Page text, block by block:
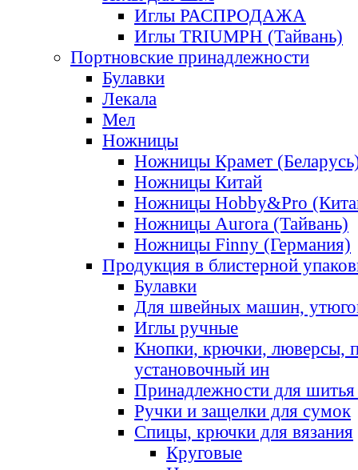
Иглы РАСПРОДАЖА
Иглы TRIUMPH (Тайвань)
Портновские принадлежности
Булавки
Лекала
Мел
Ножницы
Ножницы Крамет
Ножницы Китай
Ножницы Hobby&Pro
Ножницы Aurora (Тайвань)
Ножницы Finny (Германия)
Продукция в блистерной
Булавки
Для швейных машин,
Иглы ручные
Кнопки, крючки, люверсы,
установочный ин
Принадлежности для шитья
Ручки и защелки для сумок
Спицы, крючки для вязания
Круговые